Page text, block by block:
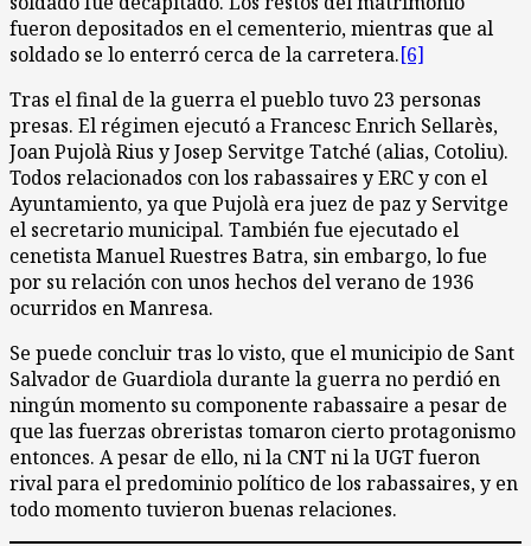
fueron depositados en el cementerio, mientras que al
soldado se lo enterró cerca de la carretera.[6]
Tras el final de la guerra el pueblo tuvo 23 personas
presas. El régimen ejecutó a Francesc Enrich Sellarès,
Joan Pujolà Rius y Josep Servitge Tatché (alias, Cotoliu).
Todos relacionados con los rabassaires y ERC y con el
Ayuntamiento, ya que Pujolà era juez de paz y Servitge
el secretario municipal. También fue ejecutado el
cenetista Manuel Ruestres Batra, sin embargo, lo fue
por su relación con unos hechos del verano de 1936
ocurridos en Manresa.
Se puede concluir tras lo visto, que el municipio de Sant
Salvador de Guardiola durante la guerra no perdió en
ningún momento su componente rabassaire a pesar de
que las fuerzas obreristas tomaron cierto protagonismo
entonces. A pesar de ello, ni la CNT ni la UGT fueron
rival para el predominio político de los rabassaires, y en
todo momento tuvieron buenas relaciones.